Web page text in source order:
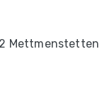
Mettmenstetten